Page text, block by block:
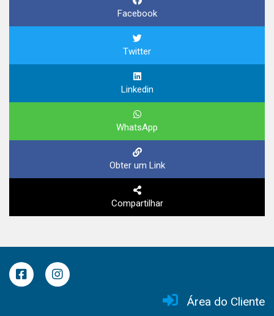
Facebook
Twitter
Linkedin
WhatsApp
Obter um Link
Compartilhar
Área do Cliente